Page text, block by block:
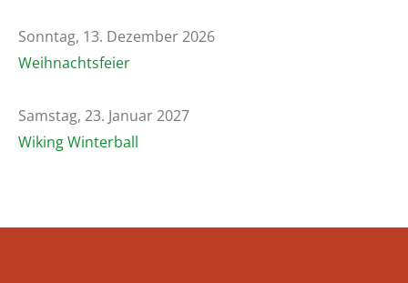
Sonntag, 13. Dezember 2026
Weihnachtsfeier
Samstag, 23. Januar 2027
Wiking Winterball